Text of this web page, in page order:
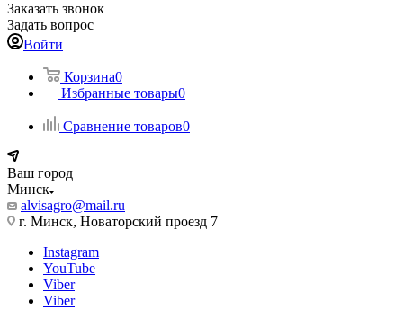
Заказать звонок
Задать вопрос
Войти
Корзина0
Избранные товары0
Сравнение товаров0
Ваш город
Минск
alvisagro@mail.ru
г. Минск, Новаторский проезд 7
Instagram
YouTube
Viber
Viber